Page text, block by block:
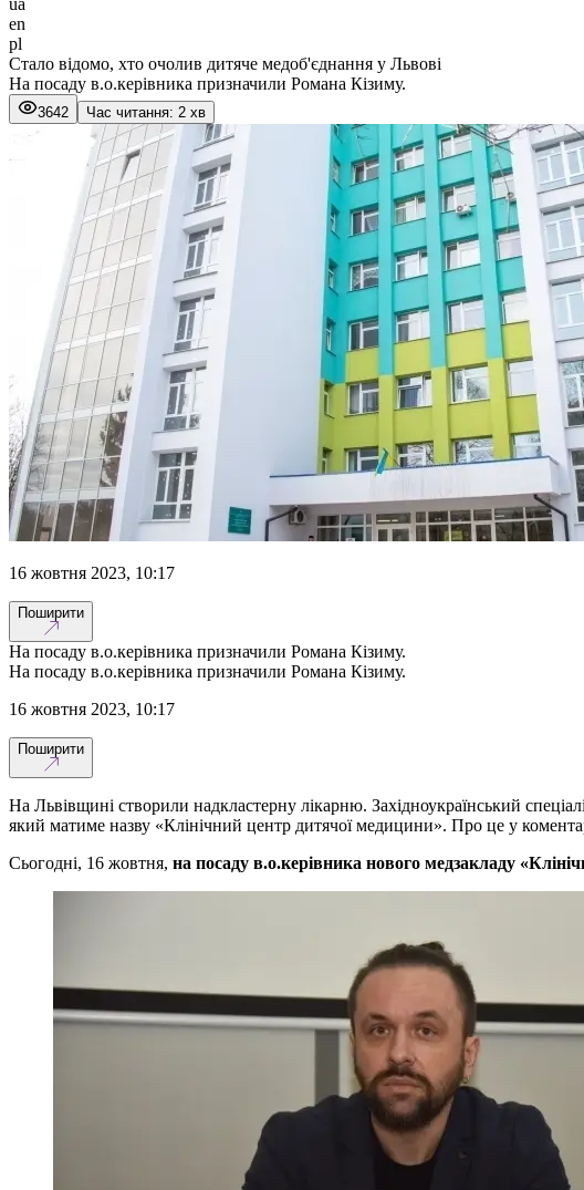
en
pl
Стало відомо, хто очолив дитяче медоб'єднання у Львові
На посаду в.о.керівника призначили Романа Кізиму.
3642 Час читання: 2 хв
16 жовтня 2023, 10:17
Поширити
На посаду в.о.керівника призначили Романа Кізиму.
На посаду в.о.керівника призначили Романа Кізиму.
16 жовтня 2023, 10:17
Поширити
На Львівщині створили надкластерну лікарню. Західноукраїнський
який матиме назву «Клінічний центр дитячої медицини». Про це у
Сьогодні, 16 жовтня, на посаду в.о.керівника нового медзакладу